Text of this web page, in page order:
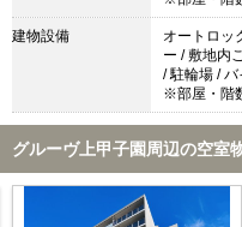
建物設備
オートロッ
ー / 敷地内
/ 駐輪場 /
※部屋・階
グルーヴ上甲子園周辺の空室